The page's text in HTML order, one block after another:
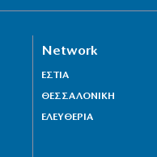
Network
ΕΣΤΙΑ
ΘΕΣΣΑΛΟΝΙΚΗ
ΕΛΕΥΘΕΡΙΑ